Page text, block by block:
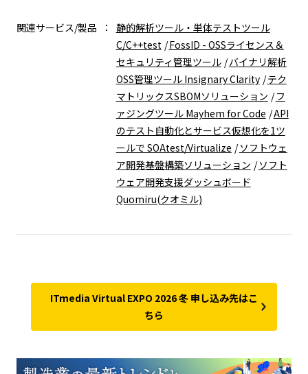
関連サービス/製品
静的解析ツール・単体テストツール
C/C++test
FossID - OSSライセンス＆
セキュリティ管理ツール
バイナリ解析
OSS管理ツール Insignary Clarity
テク
マトリックスSBOMソリューション
フ
ァジングツール Mayhem for Code API
のテスト自動化とサービス仮想化を1ツ
ールで SOAtest/Virtualize
ソフトウェ
ア開発基盤構築ソリューション
ソフト
ウェア開発支援ダッシュボード
Quomiru(クオミル)
ITmedia Virtual EXPO 2026 冬 申し込み先はこ
ちら